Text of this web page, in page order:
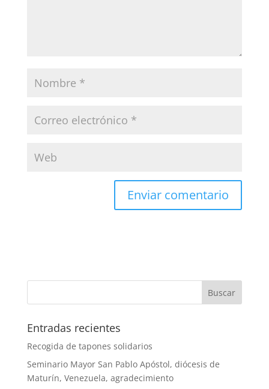
Entradas recientes
Recogida de tapones solidarios
Seminario Mayor San Pablo Apóstol, diócesis de
Maturín, Venezuela, agradecimiento